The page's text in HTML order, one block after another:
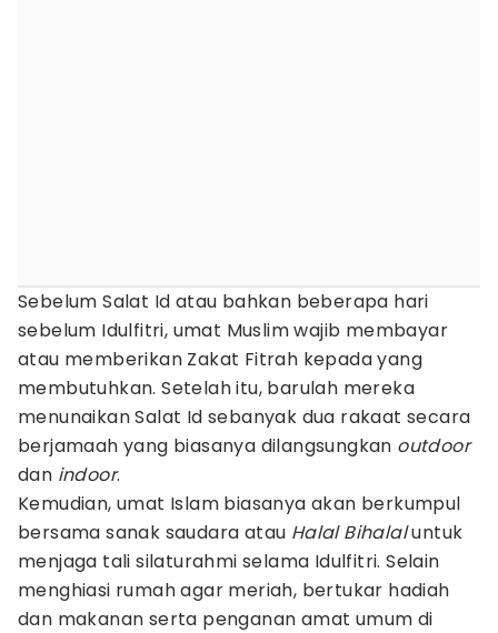
Sebelum Salat Id atau bahkan beberapa hari
sebelum Idulfitri, umat Muslim wajib membayar
atau memberikan Zakat Fitrah kepada yang
membutuhkan. Setelah itu, barulah mereka
menunaikan Salat Id sebanyak dua rakaat secara
berjamaah yang biasanya dilangsungkan outdoor
dan indoor.
Kemudian, umat Islam biasanya akan berkumpul
bersama sanak saudara atau Halal Bihalaluntuk
menjaga tali silaturahmi selama Idulfitri. Selain
menghiasi rumah agar meriah, bertukar hadiah
dan makanan serta penganan amat umum di